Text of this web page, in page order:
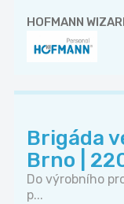
HOFMANN
Brigáda
Brno |
Do výrobního
p...